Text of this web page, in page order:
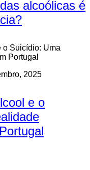
alcoólicas é
2025
e o